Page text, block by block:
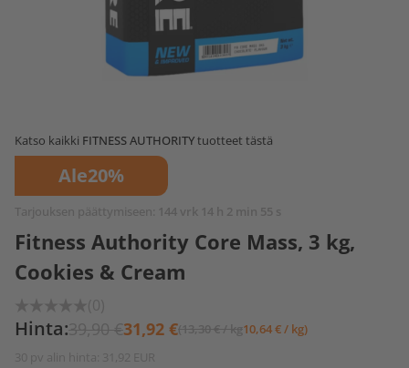
Katso kaikki FITNESS AUTHORITYtuotteet tästä
Ale20%
Tarjouksen päättymiseen: 144 vrk 14 h 2 min 55 s
Fitness Authority Core Mass, 3 kg,
Cookies & Cream
(0)
Hinta:39,90 €31,92 €(13,30 € / kg10,64 € / kg)
30 pv alin hinta: 31,92 EUR